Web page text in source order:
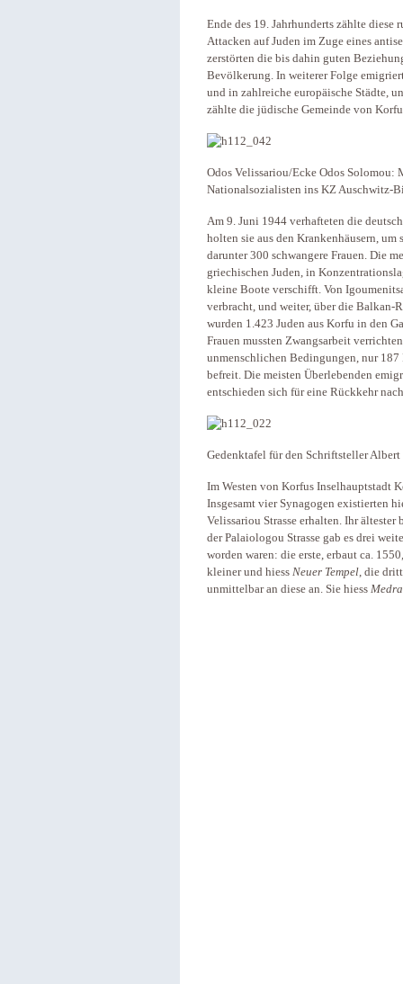
Ende des 19. Jahrhunderts zählte
Attacken auf Juden im Zuge eines
zerstörten die bis dahin guten
Bevölkerung. In weiterer Folge
und in zahlreiche europäische Städte,
zählte die jüdische Gemeinde von
Odos Velissariou/Ecke Odos
Nationalsozialisten ins KZ Auschwitz-
Am 9. Juni 1944 verhafteten die
holten sie aus den Krankenhäusern, um
darunter 300 schwangere Frauen. Die
griechischen Juden, in
kleine Boote verschifft. Von
verbracht, und weiter, über die Balkan-
wurden 1.423 Juden aus Korfu in den
Frauen mussten Zwangsarbeit
unmenschlichen Bedingungen, nur
befreit. Die meisten Überlebenden
entschieden sich für eine Rückkehr
Gedenktafel für den Schriftsteller
Im Westen von Korfus Inselhauptstadt
Insgesamt vier Synagogen existierten
Velissariou Strasse erhalten. Ihr ältester
der Palaiologou Strasse gab es drei
worden waren: die erste, erbaut ca.
kleiner und hiess Neuer Tempel, die
unmittelbar an diese an. Sie hiess